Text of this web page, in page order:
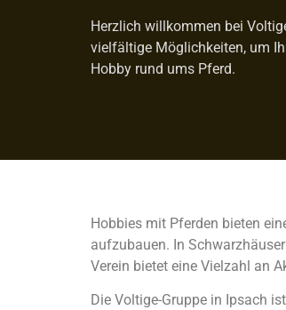
Herzlich willkommen bei
vielfältige Möglichkeiten, um
Hobby rund ums Pferd.
Hobbies mit Pferden bieten
aufzubauen. In
Verein bietet eine Vielzahl an
Die Voltige-Gruppe in Ipsach